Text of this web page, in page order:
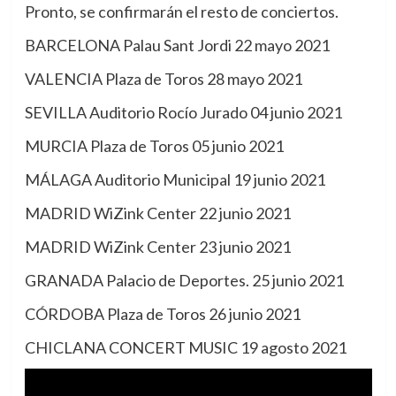
Pronto, se confirmarán el resto de conciertos.
BARCELONA Palau Sant Jordi 22 mayo 2021
VALENCIA Plaza de Toros 28 mayo 2021
SEVILLA Auditorio Rocío Jurado 04 junio 2021
MURCIA Plaza de Toros 05 junio 2021
MÁLAGA Auditorio Municipal 19 junio 2021
MADRID WiZink Center 22 junio 2021
MADRID WiZink Center 23 junio 2021
GRANADA Palacio de Deportes. 25 junio 2021
CÓRDOBA Plaza de Toros 26 junio 2021
CHICLANA CONCERT MUSIC 19 agosto 2021